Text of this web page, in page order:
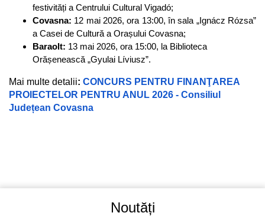
festivități a Centrului Cultural Vigadó;
Covasna: 12 mai 2026, ora 13:00, în sala „Ignácz Rózsa”
a Casei de Cultură a Orașului Covasna;
Baraolt: 13 mai 2026, ora 15:00, la Biblioteca
Orășenească „Gyulai Líviusz”.
Mai multe detalii: CONCURS PENTRU FINANŢAREA
PROIECTELOR PENTRU ANUL 2026 - Consiliul
Județean Covasna
Noutăți